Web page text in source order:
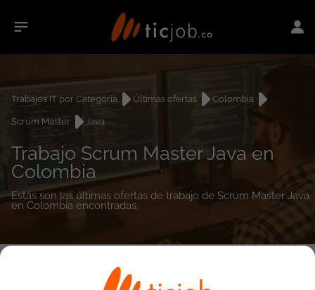
Trabajos IT por Categoría Últimas ofertas
Colombia
Scrum Master
Java
Trabajo Scrum Master Java en
Colombia
Estás son las últimas ofertas de trabajo de Scrum Master Java
en Colombia encontradas.
empleos encontrados